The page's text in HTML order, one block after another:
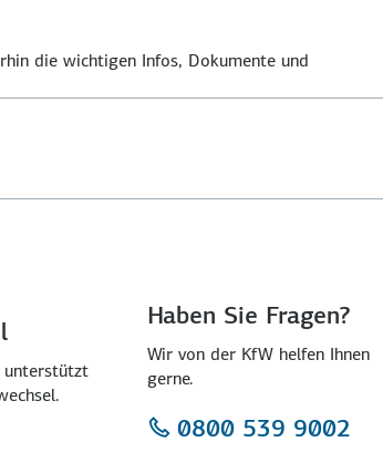
die wichtigen Infos, Dokumente und
unterstützt
Haben Sie Fragen?
Wir von der KfW helfen Ihnen
gerne.
0800 539 9002